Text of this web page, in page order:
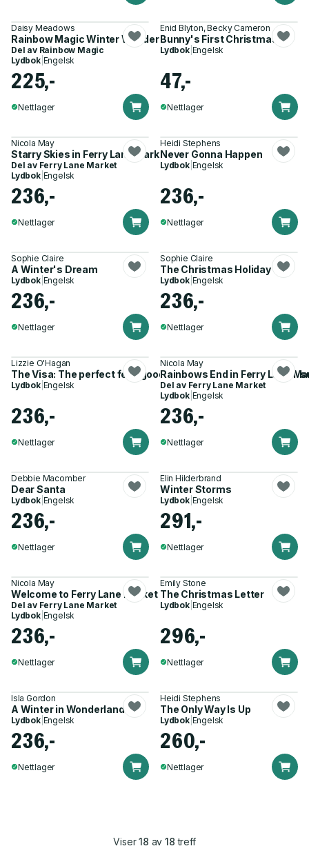
Daisy Meadows
Rainbow Magic Winter Wonderland Collection
Del av Rainbow Magic
Lydbok| Engelsk
225,-
Nettlager
Enid Blyton, Becky Cameron
Bunny's First Christmas
Lydbok| Engelsk
47,-
Nettlager
Nicola May
Starry Skies in Ferry Lane Market
Del av Ferry Lane Market
Lydbok| Engelsk
236,-
Nettlager
Heidi Stephens
Never Gonna Happen
Lydbok| Engelsk
236,-
Nettlager
Sophie Claire
A Winter's Dream
Lydbok| Engelsk
236,-
Nettlager
Sophie Claire
The Christmas Holiday
Lydbok| Engelsk
236,-
Nettlager
Lizzie O'Hagan
The Visa: The perfect feel-good romcom to curl up with this
Lydbok| Engelsk
236,-
Nettlager
Nicola May
Rainbows End in Ferry Lane
Del av Ferry Lane Market
Lydbok| Engelsk
236,-
Nettlager
Debbie Macomber
Dear Santa
Lydbok| Engelsk
236,-
Nettlager
Elin Hilderbrand
Winter Storms
Lydbok| Engelsk
291,-
Nettlager
Nicola May
Welcome to Ferry Lane Market
Del av Ferry Lane Market
Lydbok| Engelsk
236,-
Nettlager
Emily Stone
The Christmas Letter
Lydbok| Engelsk
296,-
Nettlager
Isla Gordon
A Winter in Wonderland
Lydbok| Engelsk
236,-
Nettlager
Heidi Stephens
The Only Way Is Up
Lydbok| Engelsk
260,-
Nettlager
Viser18 av 18 treff